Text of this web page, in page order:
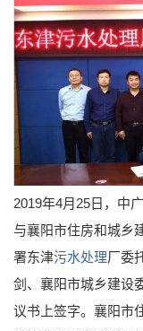
2019年4月25日，中
与襄阳市住房和城乡
署东津污水处理厂委
剑、襄阳市城乡建设
议书上签字。襄阳市